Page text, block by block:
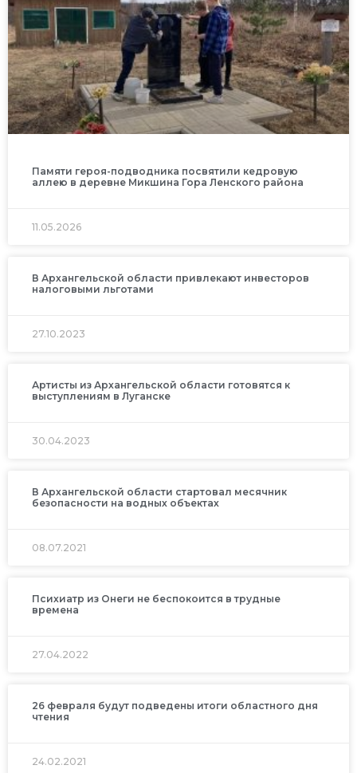
Памяти героя-подводника посвятили кедровую
аллею в деревне Микшина Гора Ленского района
11.05.2026
В Архангельской области привлекают инвесторов
налоговыми льготами
27.10.2023
Артисты из Архангельской области готовятся к
выступлениям в Луганске
30.04.2023
В Архангельской области стартовал месячник
безопасности на водных объектах
08.07.2021
Психиатр из Онеги не беспокоится в трудные
времена
27.04.2022
26 февраля будут подведены итоги областного дня
чтения
24.02.2021